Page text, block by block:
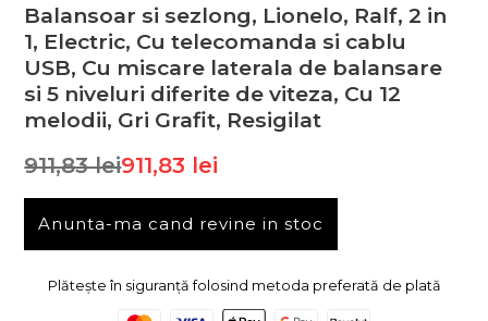
Balansoar si sezlong, Lionelo, Ralf, 2 in
1, Electric, Cu telecomanda si cablu
USB, Cu miscare laterala de balansare
si 5 niveluri diferite de viteza, Cu 12
melodii, Gri Grafit, Resigilat
911,83 lei911,83 lei
Anunta-ma cand revine in stoc
Plătește în siguranță folosind metoda preferată de plată